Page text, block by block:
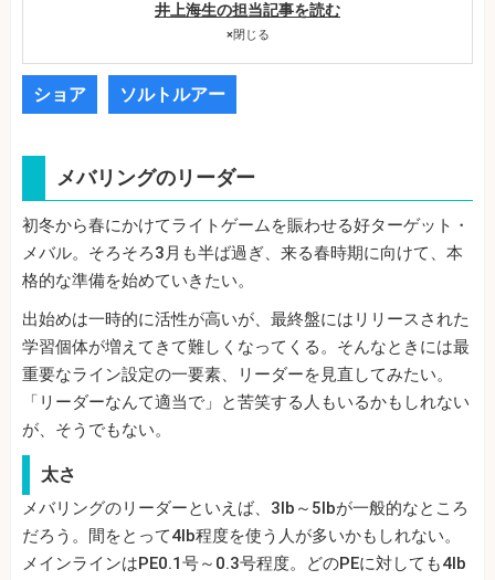
井上海生の担当記事を読む
×閉じる
ショア ソルトルアー
メバリングのリーダー
初冬から春にかけてライトゲームを賑わせる好ターゲット・
メバル。そろそろ3月も半ば過ぎ、来る春時期に向けて、本
格的な準備を始めていきたい。
出始めは一時的に活性が高いが、最終盤にはリリースされた
学習個体が増えてきて難しくなってくる。そんなときには最
重要なライン設定の一要素、リーダーを見直してみたい。
「リーダーなんて適当で」と苦笑する人もいるかもしれない
が、そうでもない。
太さ
メバリングのリーダーといえば、3lb～5lbが一般的なところ
だろう。間をとって4lb程度を使う人が多いかもしれない。
メインラインはPE0.1号～0.3号程度。どのPEに対しても4lb